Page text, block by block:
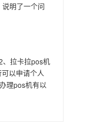
明了一个问
、拉卡拉pos机
以申请个人
理pos机有以